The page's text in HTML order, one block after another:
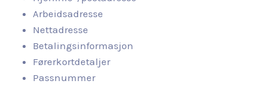
Arbeidsadresse
Nettadresse
Betalingsinformasjon
Førerkortdetaljer
Passnummer